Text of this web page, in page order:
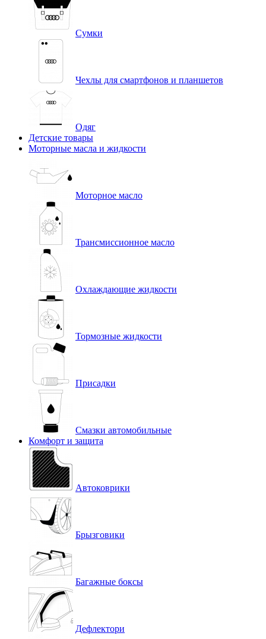
Сумки
Чехлы для смартфонов и планшетов
Одяг
Детские товары
Моторные масла и жидкости
Моторное масло
Трансмиссионное масло
Охлаждающие жидкости
Тормозные жидкости
Присадки
Смазки автомобильные
Комфорт и защита
Автоковрики
Брызговики
Багажные боксы
Дефлектори